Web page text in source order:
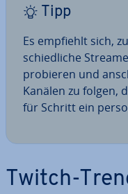
Tipp
Es empfiehlt sich,
schied­li­che
pro­bie­ren und
Kanälen zu folgen,
für Schritt ein
Twitch-